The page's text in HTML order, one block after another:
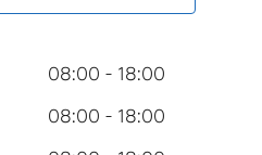
08:00 - 18:00
08:00 - 18:00